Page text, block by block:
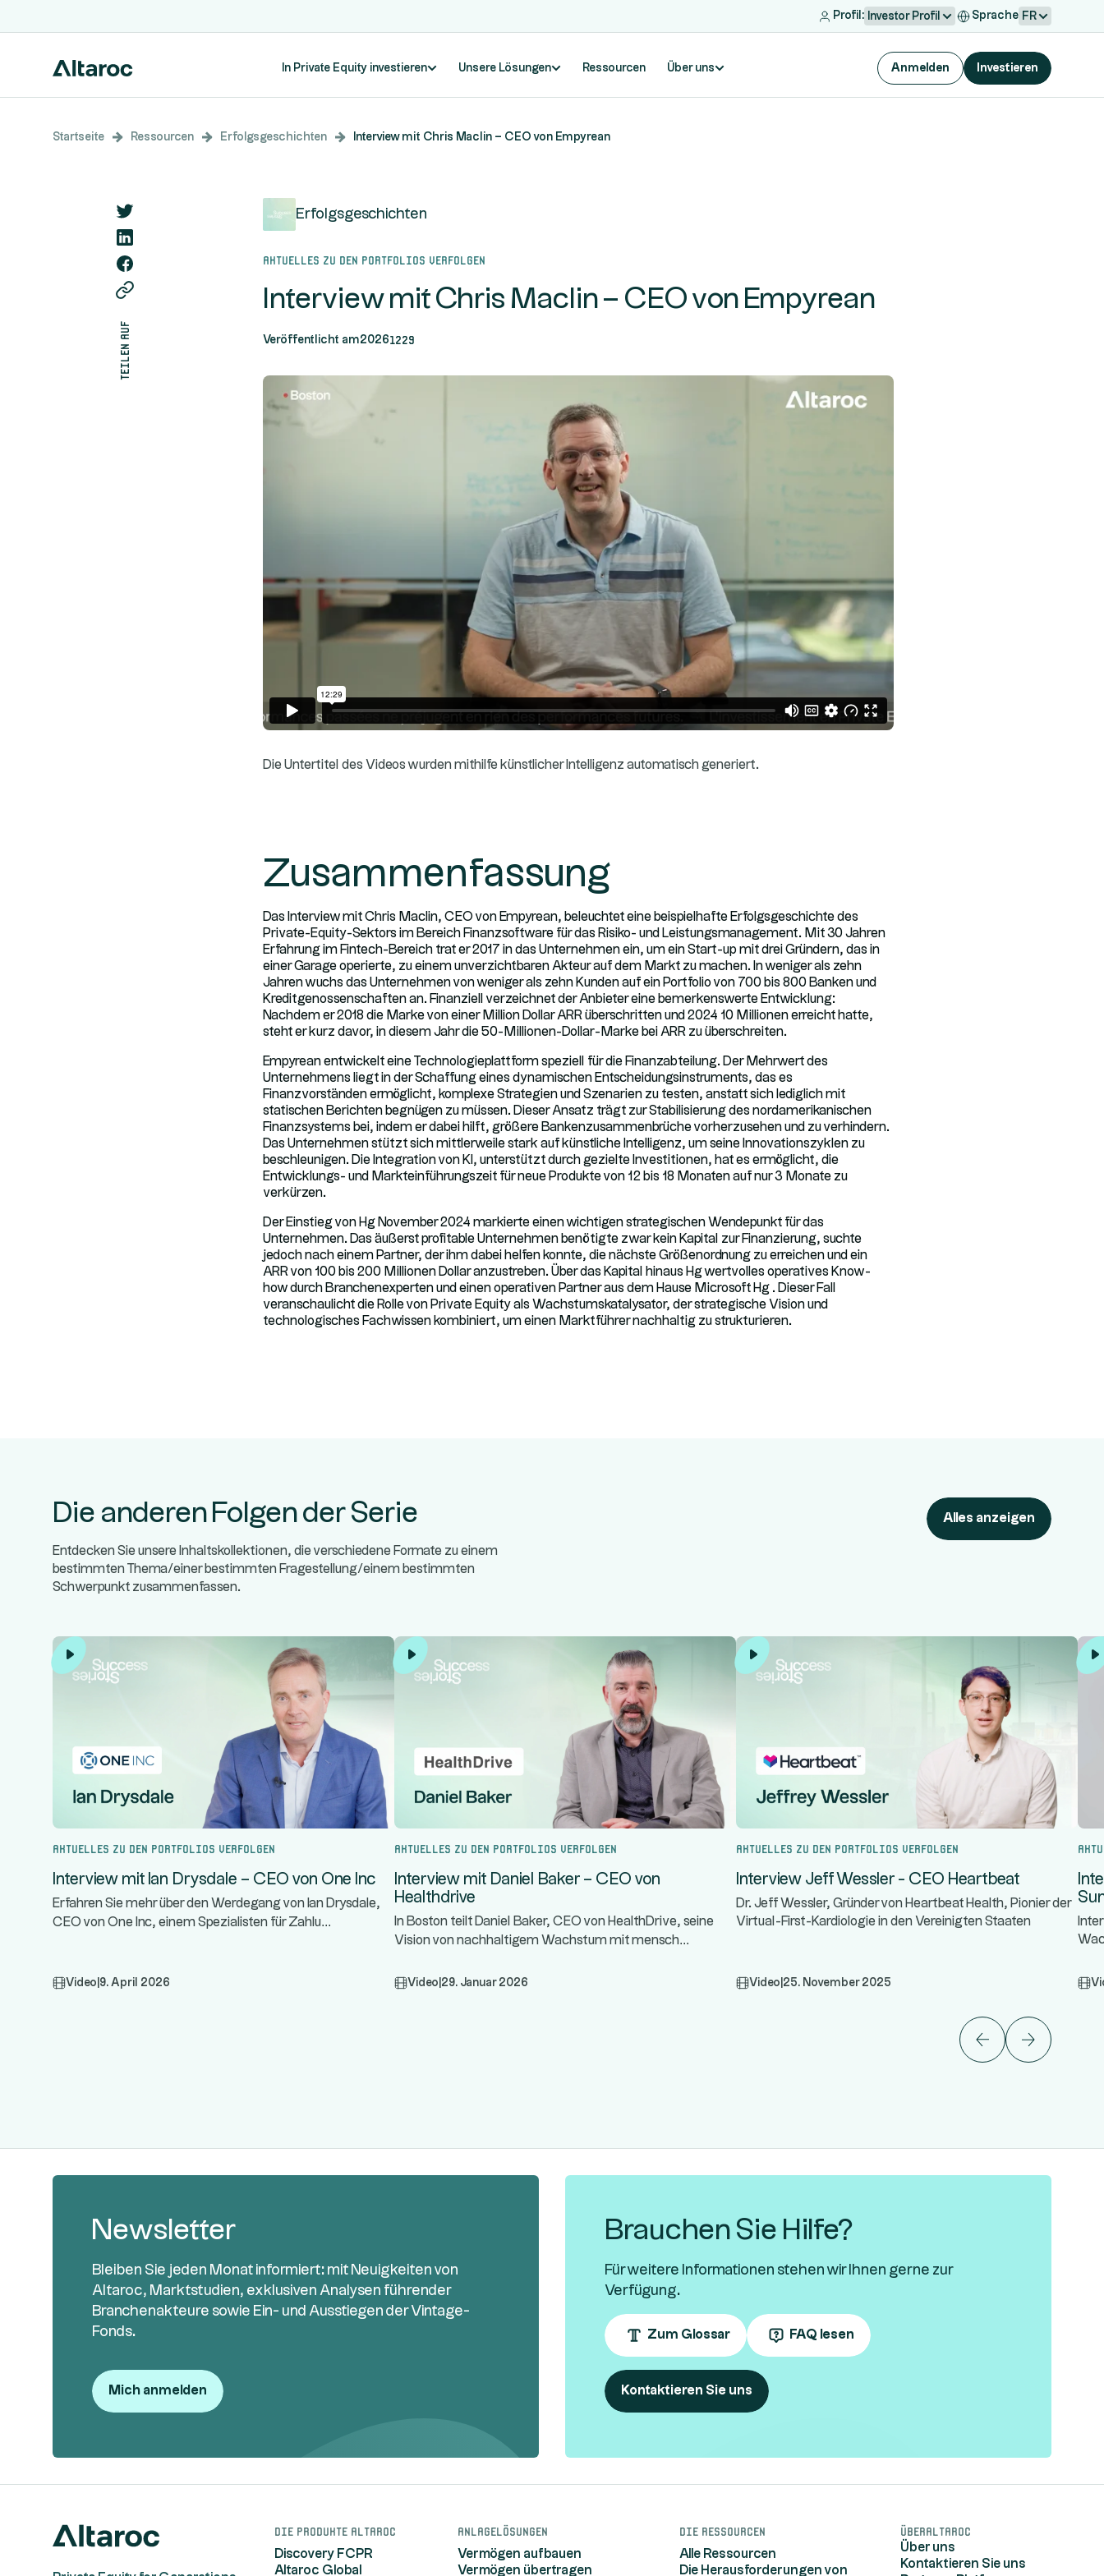
Profil: Investor Profil Sprache FR
In Private Equity investieren Unsere Lösungen Ressourcen Über uns Anmelden Investieren
Startseite Ressourcen Erfolgsgeschichten Interview mit Chris Maclin – CEO von Empyrean
teilen auf
Erfolgsgeschichten
Aktuelles zu den Portfolios verfolgen
Interview mit Chris Maclin – CEO von Empyrean
Veröffentlicht am20261229
Die Untertitel des Videos wurden mithilfe künstlicher Intelligenz automatisch generiert.
Zusammenfassung
Das Interview mit Chris Maclin, CEO von Empyrean, beleuchtet eine beispielhafte Erfolgsgeschichte des
Private-Equity-Sektors im Bereich Finanzsoftware für das Risiko- und Leistungsmanagement. Mit 30 Jahren
Erfahrung im Fintech-Bereich trat er 2017 in das Unternehmen ein, um ein Start-up mit drei Gründern, das in
einer Garage operierte, zu einem unverzichtbaren Akteur auf dem Markt zu machen. In weniger als zehn
Jahren wuchs das Unternehmen von weniger als zehn Kunden auf ein Portfolio von 700 bis 800 Banken und
Kreditgenossenschaften an. Finanziell verzeichnet der Anbieter eine bemerkenswerte Entwicklung:
Nachdem er 2018 die Marke von einer Million Dollar ARR überschritten und 2024 10 Millionen erreicht hatte,
steht er kurz davor, in diesem Jahr die 50-Millionen-Dollar-Marke bei ARR zu überschreiten.
Empyrean entwickelt eine Technologieplattform speziell für die Finanzabteilung. Der Mehrwert des
Unternehmens liegt in der Schaffung eines dynamischen Entscheidungsinstruments, das es
Finanzvorständen ermöglicht, komplexe Strategien und Szenarien zu testen, anstatt sich lediglich mit
statischen Berichten begnügen zu müssen. Dieser Ansatz trägt zur Stabilisierung des nordamerikanischen
Finanzsystems bei, indem er dabei hilft, größere Bankenzusammenbrüche vorherzusehen und zu verhindern.
Das Unternehmen stützt sich mittlerweile stark auf künstliche Intelligenz, um seine Innovationszyklen zu
beschleunigen. Die Integration von KI, unterstützt durch gezielte Investitionen, hat es ermöglicht, die
Entwicklungs- und Markteinführungszeit für neue Produkte von 12 bis 18 Monaten auf nur 3 Monate zu
verkürzen.
Der Einstieg von Hg November 2024 markierte einen wichtigen strategischen Wendepunkt für das
Unternehmen. Das äußerst profitable Unternehmen benötigte zwar kein Kapital zur Finanzierung, suchte
jedoch nach einem Partner, der ihm dabei helfen konnte, die nächste Größenordnung zu erreichen und ein
ARR von 100 bis 200 Millionen Dollar anzustreben. Über das Kapital hinaus Hg wertvolles operatives Know-
how durch Branchenexperten und einen operativen Partner aus dem Hause Microsoft Hg . Dieser Fall
veranschaulicht die Rolle von Private Equity als Wachstumskatalysator, der strategische Vision und
technologisches Fachwissen kombiniert, um einen Marktführer nachhaltig zu strukturieren.
Die anderen Folgen der Serie
Entdecken Sie unsere Inhaltskollektionen, die verschiedene Formate zu einem
bestimmten Thema/einer bestimmten Fragestellung/einem bestimmten
Schwerpunkt zusammenfassen.
Alles anzeigen
Aktuelles zu den Portfolios verfolgen
Interview mit Ian Drysdale – CEO von One Inc
Erfahren Sie mehr über den Werdegang von Ian Drysdale,
CEO von One Inc, einem Spezialisten für Zahlu...
Video 9. April 2026
Aktuelles zu den Portfolios verfolgen
Interview mit Daniel Baker – CEO von
Healthdrive
In Boston teilt Daniel Baker, CEO von HealthDrive, seine
Vision von nachhaltigem Wachstum mit mensch...
Video 29. Januar 2026
Aktuelles zu den Portfolios verfolgen
Interview Jeff Wessler - CEO Heartbeat
Dr. Jeff Wessler, Gründer von Heartbeat Health, Pionier der
Virtual-First-Kardiologie in den Vereinigten Staaten
Video 25. November 2025
Newsletter
Bleiben Sie jeden Monat informiert: mit Neuigkeiten von
Altaroc, Marktstudien, exklusiven Analysen führender
Branchenakteure sowie Ein- und Ausstiegen der Vintage-
Fonds.
Mich anmelden
Brauchen Sie Hilfe?
Für weitere Informationen stehen wir Ihnen gerne zur
Verfügung.
Zum Glossar FAQ lesen
Kontaktieren Sie uns
Die Produkte Altaroc
Discovery FCPR
Altaroc Global
Anlagelösungen
Vermögen aufbauen
Vermögen übertragen
Die Ressourcen
Alle Ressourcen
Die Herausforderungen von
ÜberAltaroc
Über uns
Kontaktieren Sie uns